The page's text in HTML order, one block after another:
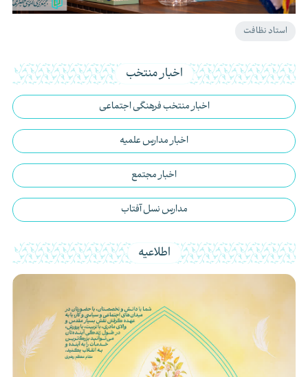
استاد نظافت
اخبار منتخب
اخبار منتخب فرهنگی اجتماعی
اخبار مدارس علمیه
اخبار مجتمع
مدارس نسل آفتاب
اطلاعیه